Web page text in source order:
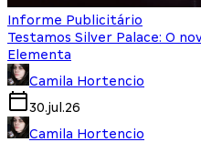
Informe Publicitário
Testamos Silver Palace: O
Elementa
Camila Hortencio
30.jul.26
Camila Hortencio